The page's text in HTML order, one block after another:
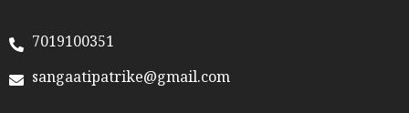
7019100351
sangaatipatrike@gmail.com